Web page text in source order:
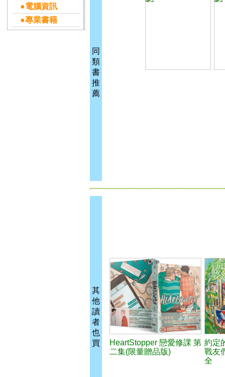
●電腦資訊
●專業書籍
同
類
書
推
薦
其
他
讀
者
也
買
HeartStopper 戀愛修課 第
二集(限量贈品版)
約定
戰友
全